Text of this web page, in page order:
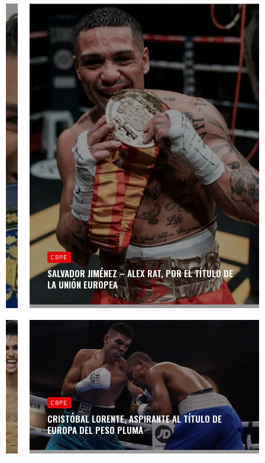
CBPE
JUAN FÉLIX
GÓMEZ
DEFENDERÁ EL
TÍTULO DE
EUROPA ANTE
ALEX RAT
SAMUEL MOLINA
DISPUTARÁ EL
TÍTULO DE
EUROPA EL DÍA
10 DE JUNIO EN
PARÍS
CBPE
CRISTÓBAL LORENTE, ASPIRANTE AL TÍTULO DE
EUROPA DEL PESO PLUMA
CBPE
SAMUEL
MOLINA, NUEVO
ASPIRANTE AL
TÍTULO DE LA
UNIÓN EUROPEA
CBPE
SALVADOR JIMÉNEZ – ALEX RAT, POR EL TÍTULO DE
LA UNIÓN EUROPEA